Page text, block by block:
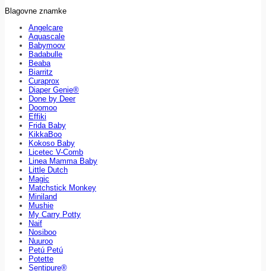
Blagovne znamke
Angelcare
Aquascale
Babymoov
Badabulle
Beaba
Biarritz
Curaprox
Diaper Genie®
Done by Deer
Doomoo
Effiki
Frida Baby
KikkaBoo
Kokoso Baby
Licetec V-Comb
Linea Mamma Baby
Little Dutch
Magic
Matchstick Monkey
Miniland
Mushie
My Carry Potty
Naif
Nosiboo
Nuuroo
Petú Petú
Potette
Sentipure®